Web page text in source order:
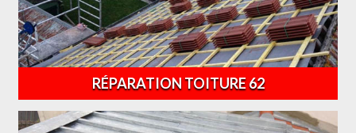
RÉPARATION TOITURE 62